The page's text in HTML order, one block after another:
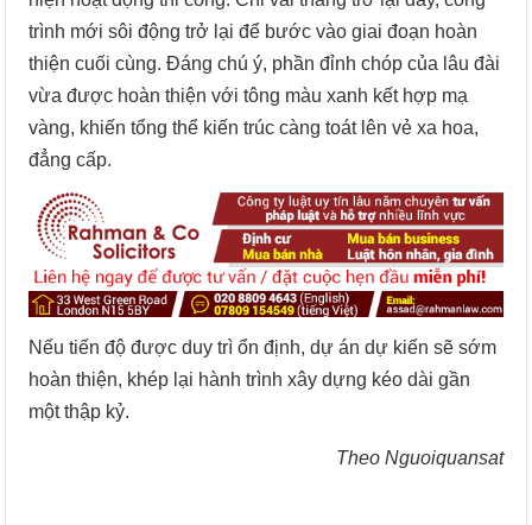
trình mới sôi động trở lại để bước vào giai đoạn hoàn
thiện cuối cùng. Đáng chú ý, phần đỉnh chóp của lâu đài
vừa được hoàn thiện với tông màu xanh kết hợp mạ
vàng, khiến tổng thể kiến trúc càng toát lên vẻ xa hoa,
đẳng cấp.
Nếu tiến độ được duy trì ổn định, dự án dự kiến sẽ sớm
hoàn thiện, khép lại hành trình xây dựng kéo dài gần
một thập kỷ.
Theo Nguoiquansat